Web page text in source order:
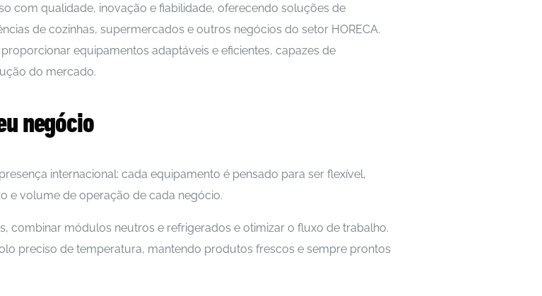
com qualidade, inovação e fiabilidade, oferecendo soluções de
de cozinhas, supermercados e outros negócios do setor HORECA.
equipamentos adaptáveis e eficientes, capazes de
do mercado.
negócio
internacional: cada equipamento é pensado para ser flexível,
e volume de operação de cada negócio.
combinar módulos neutros e refrigerados e otimizar o fluxo de trabalho.
preciso de temperatura, mantendo produtos frescos e sempre prontos